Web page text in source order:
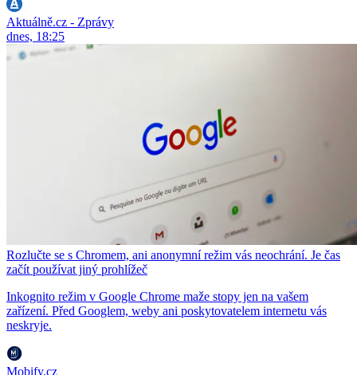
Aktuálně.cz - Zprávy
dnes, 18:25
Rozlučte se s Chromem, ani anonymní režim vás neochrání. Je čas
začít používat jiný prohlížeč
Inkognito režim v Google Chrome maže stopy jen na vašem
zařízení. Před Googlem, weby ani poskytovatelem internetu vás
neskryje.
Mobify.cz